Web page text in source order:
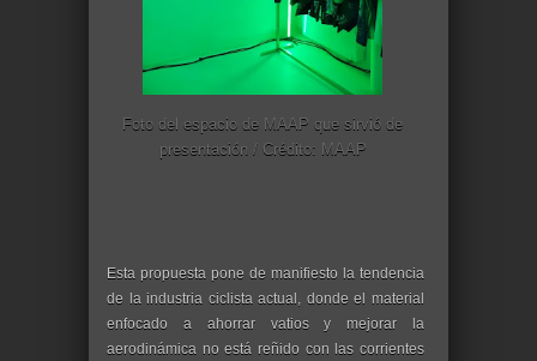
Foto del espacio de MAAP que sirvió de
presentación / Crédito: MAAP
Esta propuesta pone de manifiesto la tendencia
de la industria ciclista actual, donde el material
enfocado a ahorrar vatios y mejorar la
aerodinámica no está reñido con las corrientes